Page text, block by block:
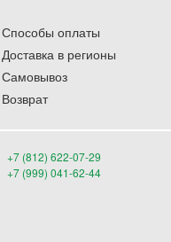
Способы оплаты
Доставка в регионы
Самовывоз
Возврат
+7 (812) 622-07-29
+7 (999) 041-62-44